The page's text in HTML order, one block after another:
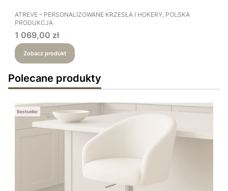
PRODUCENT
ATREVE – PERSONALIZOWANE KRZESŁA I HOKERY, POLSKA
PRODUKCJA
Cena
1 069,00 zł
Zobacz produkt
Polecane produkty
Bestseller